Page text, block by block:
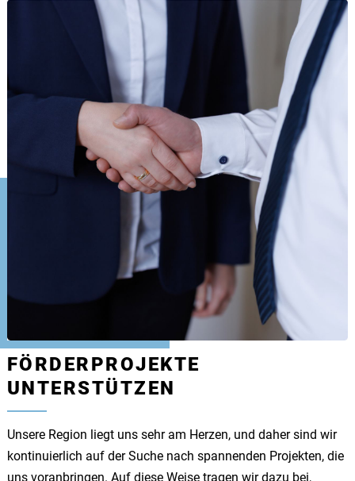
FÖRDERPROJEKTE
UNTERSTÜTZEN
Unsere Region liegt uns sehr am Herzen, und daher sind wir
kontinuierlich auf der Suche nach spannenden Projekten, die
uns voranbringen. Auf diese Weise tragen wir dazu bei,